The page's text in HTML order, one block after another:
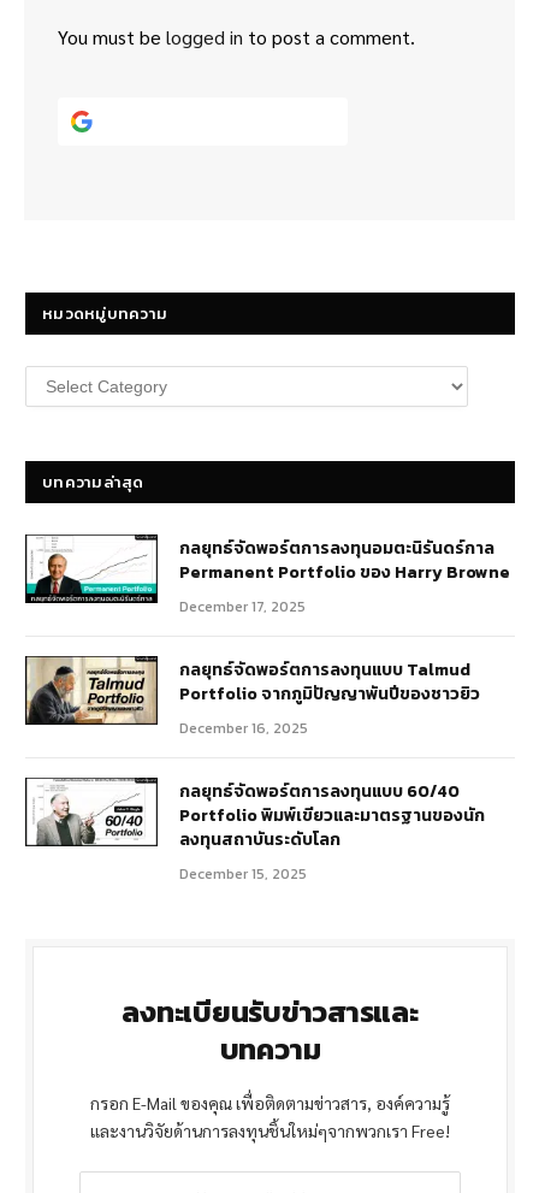
You must be logged in to post a comment.
หมวดหมู่บทความ
หมวด
หมู่
บทความล่าสุด
กลยุทธ์​จัดพอร์ตการลงทุนอมตะนิรันดร์กาล
Permanent Portfolio ของ Harry Browne
December 17, 2025
กลยุทธ์จัดพอร์ตการลงทุนแบบ Talmud
Portfolio จากภูมิปัญญาพันปีของชาวยิว
December 16, 2025
กลยุทธ์จัดพอร์ตการลงทุนแบบ 60/40
Portfolio พิมพ์เขียวและมาตรฐานของนัก
ลงทุนสถาบันระดับโลก
December 15, 2025
ลงทะเบียนรับข่าวสารและ
บทความ
กรอก E-Mail ของคุณ เพื่อติดตามข่าวสาร, องค์ความรู้
และงานวิจัยด้านการลงทุนชิ้นใหม่ๆจากพวกเรา Free!